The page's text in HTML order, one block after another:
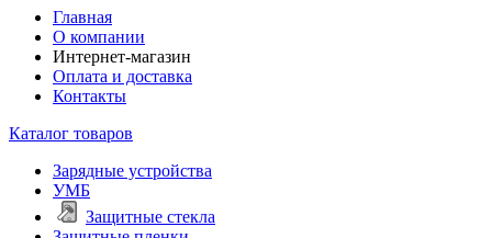
Главная
О компании
Интернет-магазин
Оплата и доставка
Контакты
Каталог товаров
Зарядные устройства
УМБ
Защитные стекла